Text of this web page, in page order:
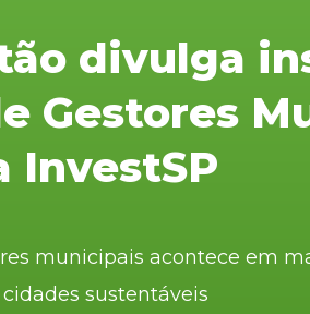
divulga
Gestores
InvestSP
municipais acontece em
sustentáveis